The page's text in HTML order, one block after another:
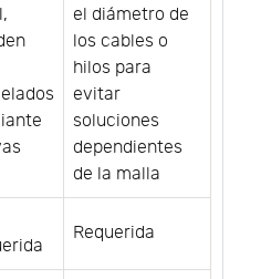
el diámetro de
los cables o
hilos para
evitar
soluciones
dependientes
de la malla
Requerida